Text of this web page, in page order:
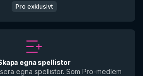
Pro exklusivt
egna spellistor
egna spellistor. Som Pro-medlem